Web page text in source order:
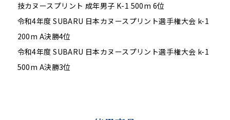
技カヌースプリント 成年男子 K-1 500m 6位
令和4年度 SUBARU 日本カヌースプリント選手権大会 k-1
200m A決勝4位
令和4年度 SUBARU 日本カヌースプリント選手権大会 k-1
500m A決勝3位